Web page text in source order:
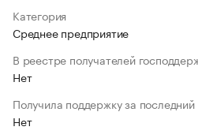
Категория
Среднее предприятие
В реестре получателей
Нет
Получила поддержку за последний
Нет